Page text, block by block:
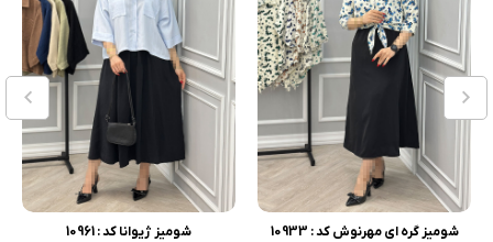
شومیز گره ای مهرنوش کد : 10933
شومیز ژیوانا کد : 10961